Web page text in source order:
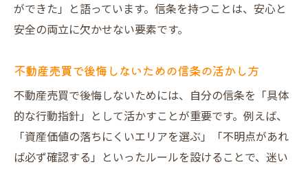
ができた」と語っています。信条を持つことは、安心と
安全の両立に欠かせない要素です。
不動産売買で後悔しないための信条の活かし方
不動産売買で後悔しないためには、自分の信条を「具体
的な行動指針」として活かすことが重要です。例えば、
「資産価値の落ちにくいエリアを選ぶ」「不明点があれ
ば必ず確認する」といったルールを設けることで、迷い